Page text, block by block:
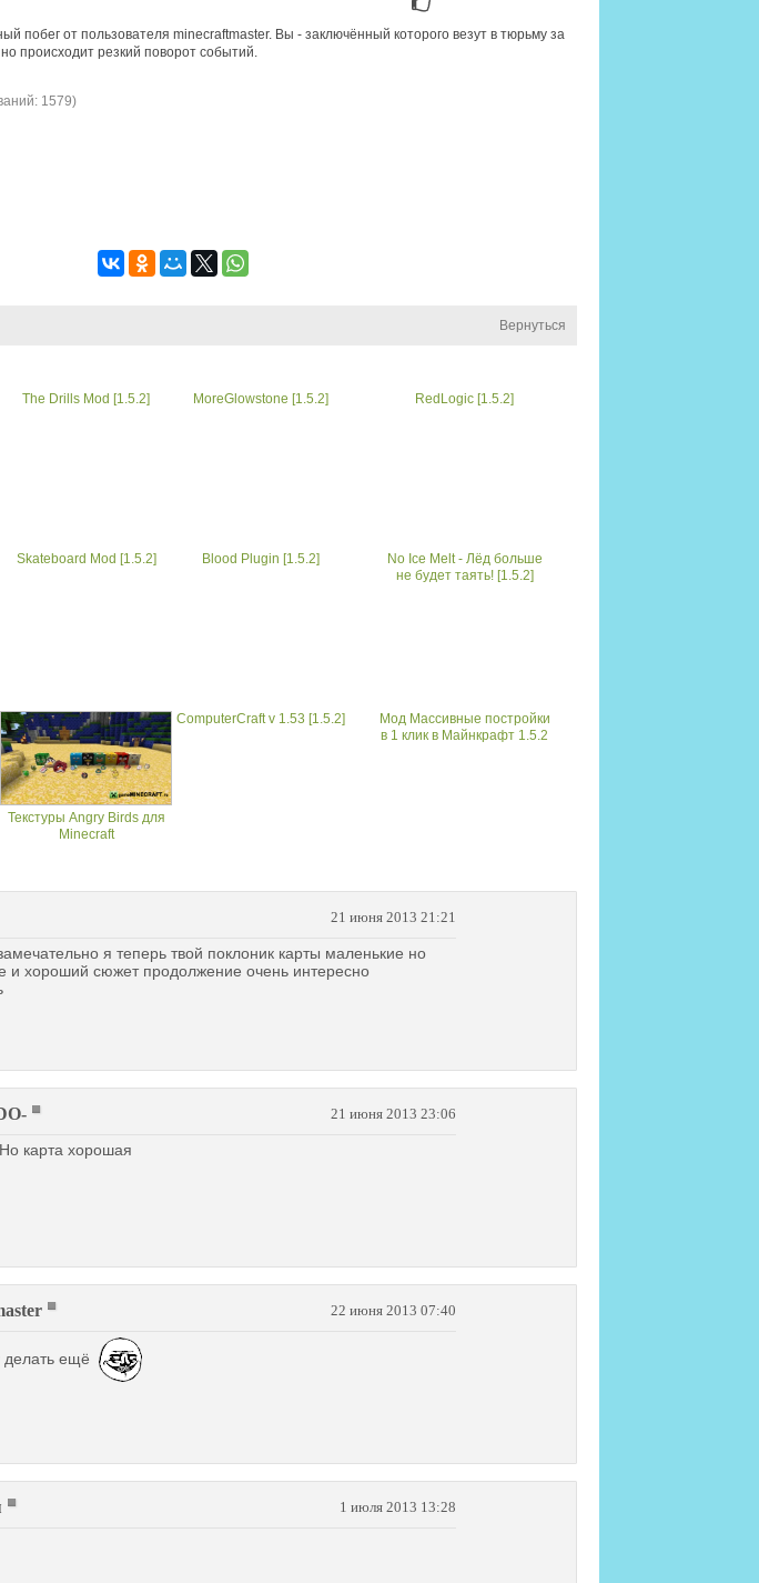
побег от пользователя minecraftmaster. Вы - заключённый которого везут в тюрьму за
происходит резкий поворот событий.
1579)
Вернуться
The Drills Mod [1.5.2] MoreGlowstone [1.5.2] RedLogic [1.5.2]
Skateboard Mod [1.5.2] Blood Plugin [1.5.2]
No Ice Melt - Лёд больше
не будет таять! [1.5.2]
Текстуры Angry Birds для
Minecraft
ComputerCraft v 1.53 [1.5.2]
Мод Массивные постройки
в 1 клик в Майнкрафт 1.5.2
21 июня 2013 21:21
я теперь твой поклоник карты маленькие но
и хороший сюжет продолжение очень интересно
21 июня 2013 23:06
карта хорошая
22 июня 2013 07:40
делать ещё
1 июля 2013 13:28